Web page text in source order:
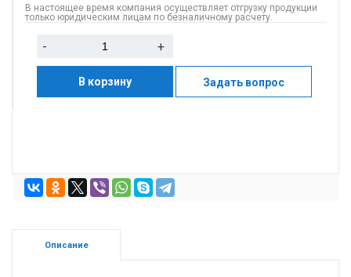
В настоящее время компания осуществляет отгрузку продукции
только юридическим лицам по безналичному расчету.
- +
В корзину Задать вопрос
Описание